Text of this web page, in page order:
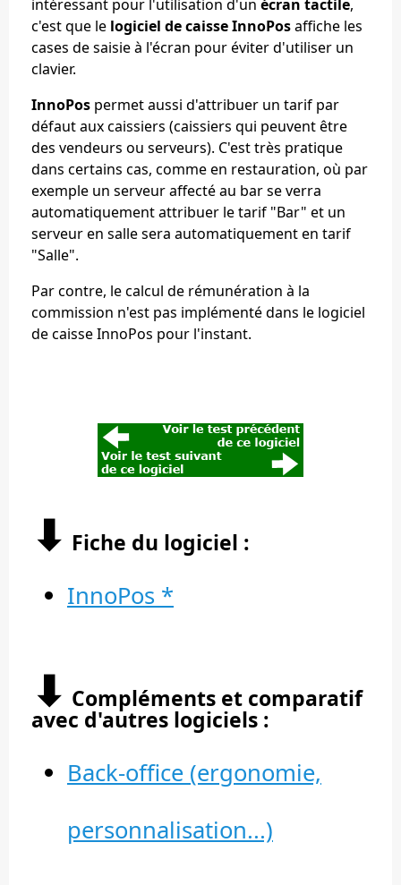
intéressant pour l'utilisation d'un écran tactile,
c'est que le logiciel de caisse InnoPosaffiche les
cases de saisie à l'écran pour éviter d'utiliser un
clavier.
InnoPos permet aussi d'attribuer un tarif par
défaut aux caissiers (caissiers qui peuvent être
des vendeurs ou serveurs). C'est très pratique
dans certains cas, comme en restauration, où par
exemple un serveur affecté au bar se verra
automatiquement attribuer le tarif "Bar" et un
serveur en salle sera automatiquement en tarif
"Salle".
Par contre, le calcul de rémunération à la
commission n'est pas implémenté dans le logiciel
de caisse InnoPos pour l'instant.
⬇︎ Fiche du logiciel :
InnoPos *
⬇︎ Compléments et comparatif
avec d'autres logiciels :
Back-office (ergonomie,
personnalisation...)